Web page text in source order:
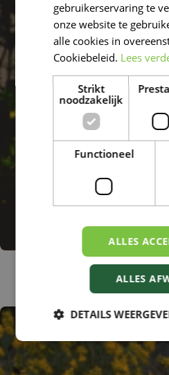
Spaanse
Genista
gebruikerservaring te
onze website te
alle cookies in
Cookiebeleid. Lees
Strikt
noodzakelijk
Functioneel
ALLES
ALLES
DETAILS